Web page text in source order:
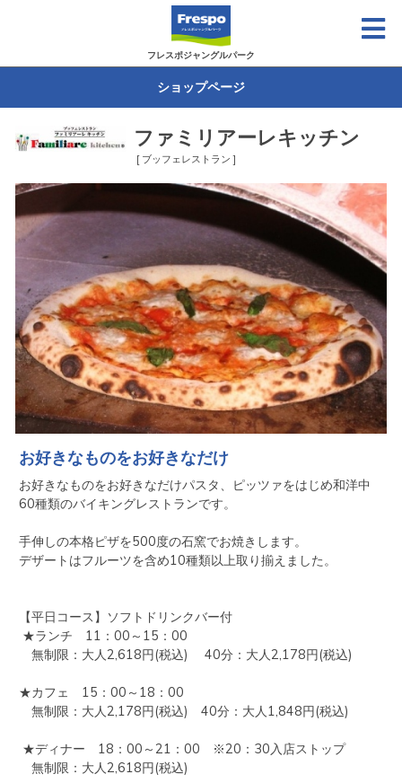
フレスポジャングルパーク
ショップページ
ファミリアーレキッチン
[ ブッフェレストラン ]
お好きなものをお好きなだけ
お好きなものをお好きなだけパスタ、ピッツァをはじめ和洋中
60種類のバイキングレストランです。
手伸しの本格ピザを500度の石窯でお焼きします。
デザートはフルーツを含め10種類以上取り揃えました。
【平日コース】ソフトドリンクバー付
無制限：大人2,618円(税込) 　40分：大人2,178円(税込)
★カフェ　15：00～18：00
無制限：大人2,178円(税込)　40分：大人1,848円(税込)
無制限：大人2,618円(税込)